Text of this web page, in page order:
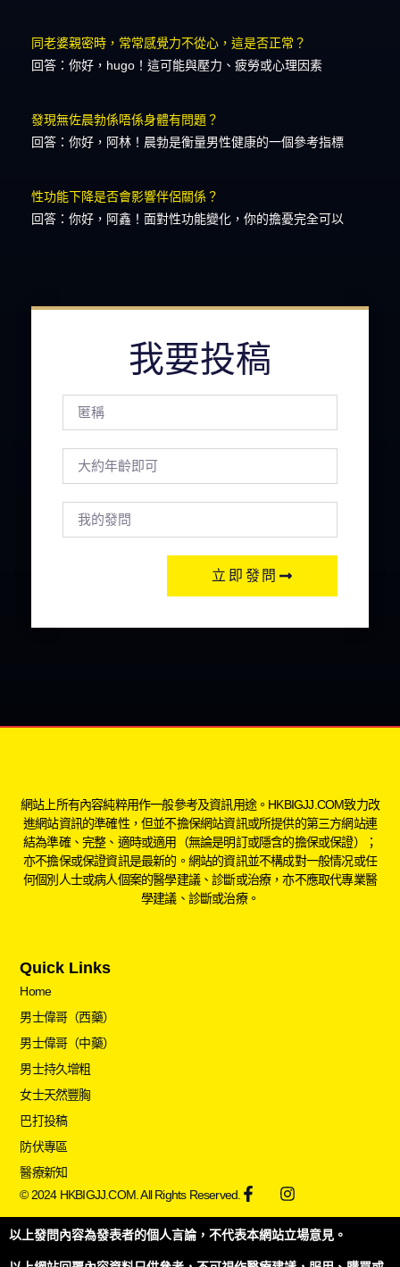
同老婆親密時，常常感覺力不從心，這是否正常？
回答：你好，hugo！這可能與壓力、疲勞或心理因素
發現無佐晨勃係唔係身體有問題？
回答：你好，阿林！晨勃是衡量男性健康的一個參考指標
性功能下降是否會影響伴侶關係？
回答：你好，阿鑫！面對性功能變化，你的擔憂完全可以
我要投稿
立即發問
網站上所有內容純粹用作一般參考及資訊用途。HKBIGJJ.COM致力改
進網站資訊的準確性，但並不擔保網站資訊或所提供的第三方網站連
結為準確、完整、適時或適用（無論是明訂或隱含的擔保或保證）；
亦不擔保或保證資訊是最新的。網站的資訊並不構成對一般情况或任
何個別人士或病人個案的醫學建議、診斷或治療，亦不應取代專業醫
學建議、診斷或治療。
Quick Links
Home
男士偉哥（西藥）
男士偉哥（中藥）
男士持久增粗
女士天然豐胸
巴打投稿
防伏專區
醫療新知
© 2024 HKBIGJJ.COM. All Rights Reserved.
以上發問內容為發表者的個人言論，不代表本網站立場意見。